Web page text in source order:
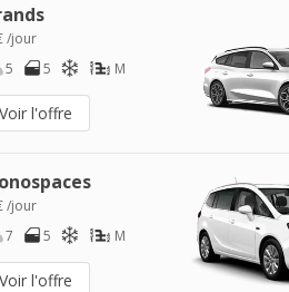
/jour
5
5 M
Voir l'offre
/jour
7
5 M
Voir l'offre